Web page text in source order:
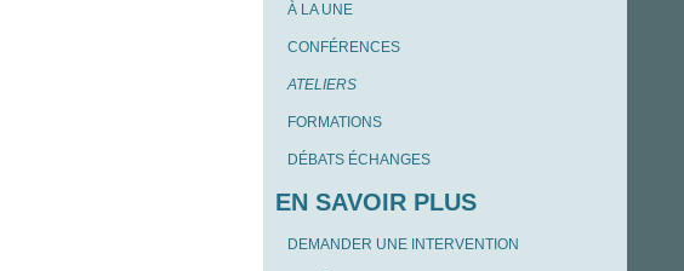
À LA UNE
CONFÉRENCES
ATELIERS
FORMATIONS
DÉBATS ÉCHANGES
EN SAVOIR PLUS
DEMANDER UNE INTERVENTION